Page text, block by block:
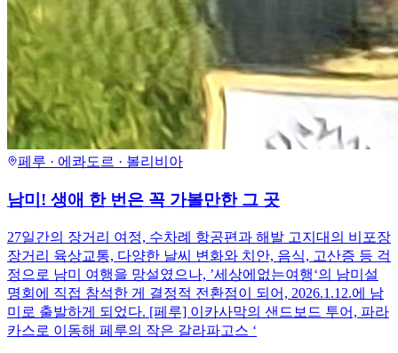
페루 · 에콰도르 · 볼리비아
남미! 생애 한 번은 꼭 가볼만한 그 곳
27일간의 장거리 여정, 수차례 항공편과 해발 고지대의 비포장
장거리 육상교통, 다양한 날씨 변화와 치안, 음식, 고산증 등 걱
정으로 남미 여행을 망설였으나, ’세상에없는여행‘의 남미설
명회에 직접 참석한 게 결정적 전환점이 되어, 2026.1.12.에 남
미로 출발하게 되었다. [페루] 이카사막의 샌드보드 투어, 파라
카스로 이동해 페루의 작은 갈라파고스 ‘